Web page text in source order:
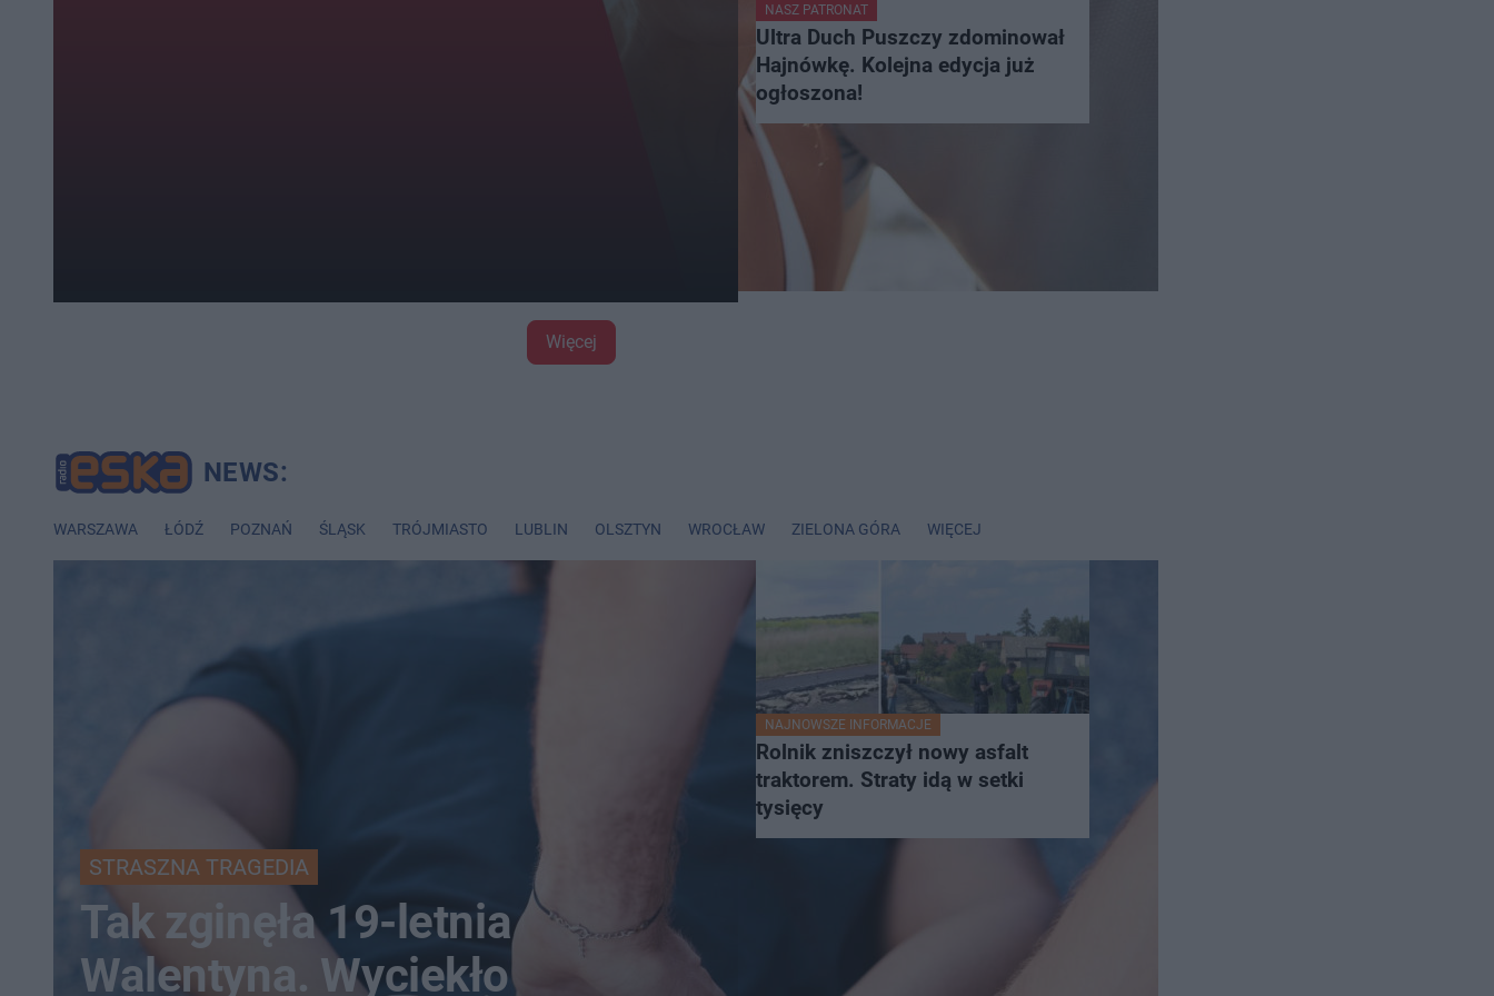
NASZ PATRONAT
Ultra Duch Puszczy zdominował
Hajnówkę. Kolejna edycja już
ogłoszona!
Więcej
WARSZAWA ŁÓDŹ POZNAŃ ŚLĄSK TRÓJMIASTO LUBLIN OLSZTYN WROCŁAW ZIELONA GÓRA WIĘCEJ
STRASZNA TRAGEDIA
Tak zginęła 19-letnia
Walentyna. Wyciekło
NAJNOWSZE INFORMACJE
Rolnik zniszczył nowy asfalt
traktorem. Straty idą w setki
tysięcy